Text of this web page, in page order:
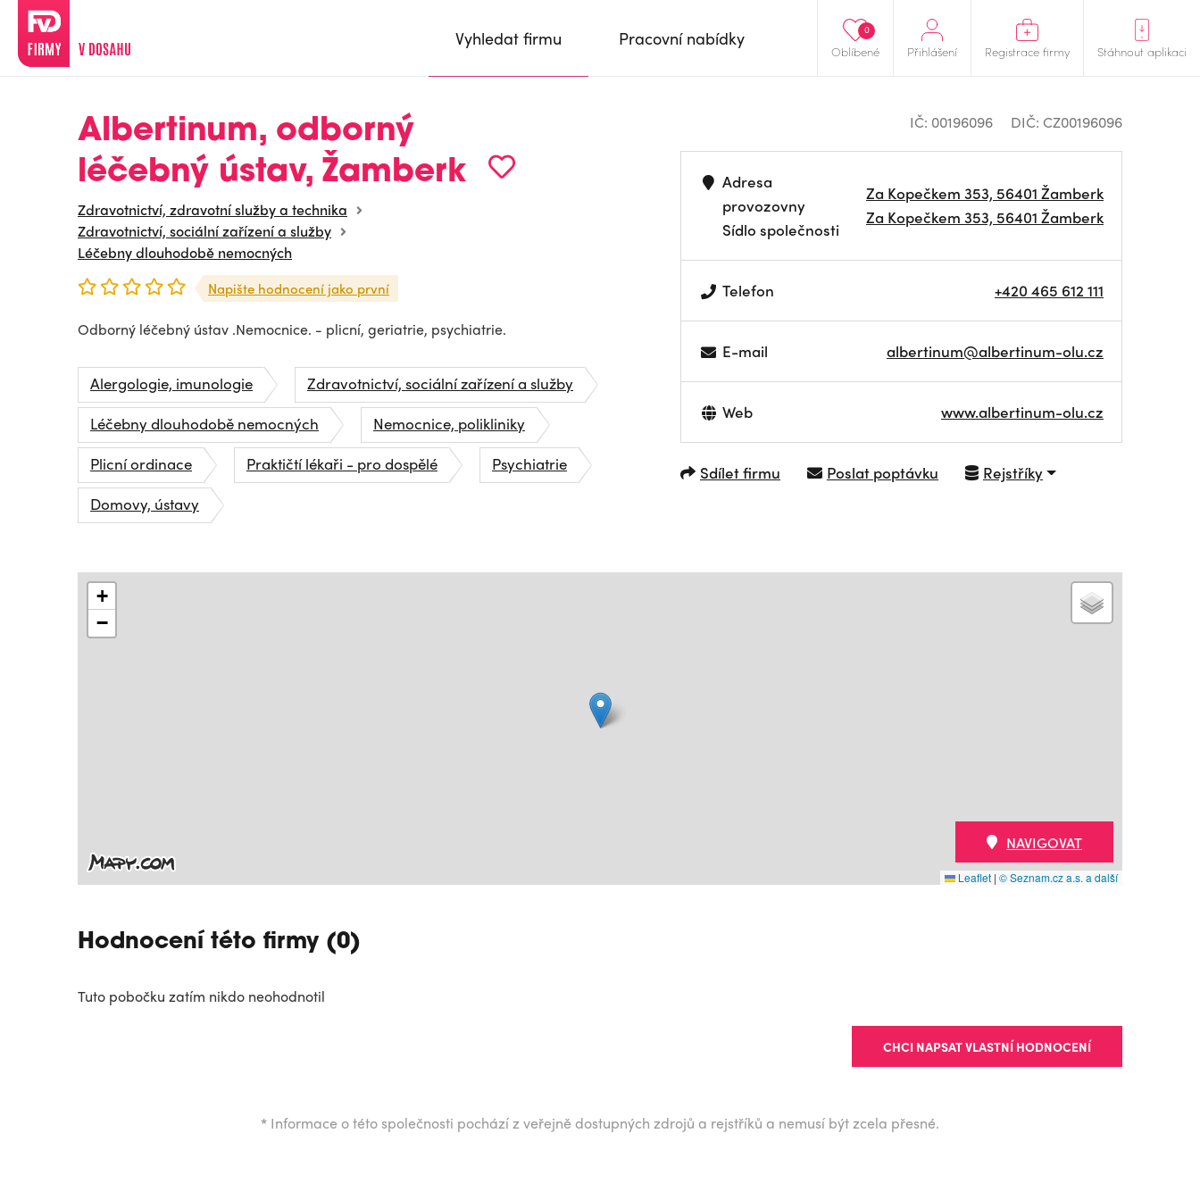
Oblíbené
0
Přihlášení Registrace firmy Stáhnout aplikaci
Vyhledat firmu Pracovní nabídky
Albertinum, odborný
léčebný ústav, Žamberk
Zdravotnictví, zdravotní služby a technika
Zdravotnictví, sociální zařízení a služby
Léčebny dlouhodobě nemocných
Napište hodnocení jako první
Odborný léčebný ústav .Nemocnice. - plicní, geriatrie, psychiatrie.
Alergologie, imunologie
Zdravotnictví, sociální zařízení a služby
Léčebny dlouhodobě nemocných
Nemocnice, polikliniky
Plicní ordinace
Praktičtí lékaři - pro dospělé
Psychiatrie
Domovy, ústavy
IČ: 00196096 DIČ: CZ00196096
Adresa
provozovny
Sídlo společnosti
Za Kopečkem 353, 56401 Žamberk
Za Kopečkem 353, 56401 Žamberk
Telefon +420 465 612 111
E-mail albertinum@albertinum-olu.cz
Web www.albertinum-olu.cz
Sdílet firmu Poslat poptávku Rejstříky
+
−
Leaflet | © Seznam.cz a.s. a další
NAVIGOVAT
Hodnocení této firmy (0)
Tuto pobočku zatím nikdo neohodnotil
CHCI NAPSAT VLASTNÍ HODNOCENÍ
* Informace o této společnosti pochází z veřejně dostupných zdrojů a rejstříků a nemusí být zcela přesné.